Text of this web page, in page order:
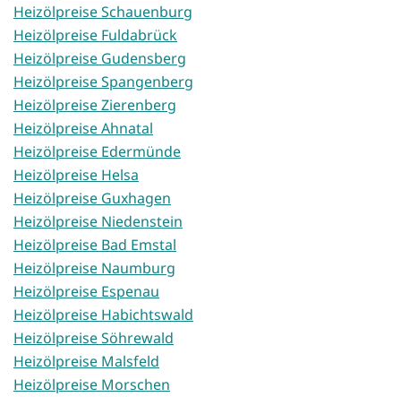
Heizölpreise Schauenburg
Heizölpreise Fuldabrück
Heizölpreise Gudensberg
Heizölpreise Spangenberg
Heizölpreise Zierenberg
Heizölpreise Ahnatal
Heizölpreise Edermünde
Heizölpreise Helsa
Heizölpreise Guxhagen
Heizölpreise Niedenstein
Heizölpreise Bad Emstal
Heizölpreise Naumburg
Heizölpreise Espenau
Heizölpreise Habichtswald
Heizölpreise Söhrewald
Heizölpreise Malsfeld
Heizölpreise Morschen